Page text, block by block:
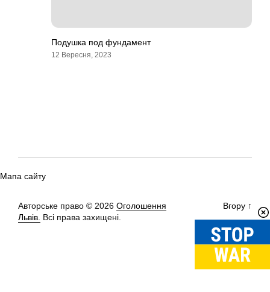
Подушка под фундамент
12 Вересня, 2023
Мапа сайту
Авторське право © 2026 Оголошення
Львів. Всі права захищені.
Вгору ↑